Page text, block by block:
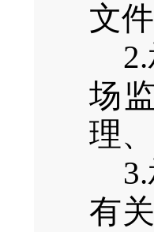
文
场
理
有